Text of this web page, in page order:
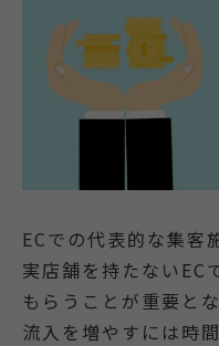
ECでの代表的な集客
実店舗を持たないEC
もらうことが重要と
流入を増やすには時間